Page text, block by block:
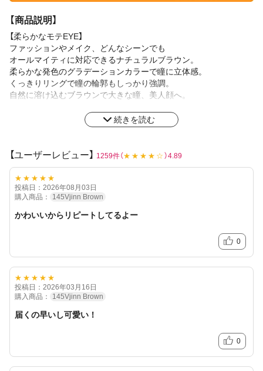
【商品説明】
【柔らかなモテEYE】
ファッションやメイク、どんなシーンでも
オールマイティに対応できるナチュラルブラウン。
柔らかな発色のグラデーションカラーで瞳に立体感。
くっきりリングで瞳の輪郭もしっかり強調。
自然に溶け込むブラウンで大きな瞳、美人顔へ。
派手すぎず瞳に馴染むカラーバランス。
TeAmoで大人の女性を中心に
花粉症には一般的に花粉がつきにくいとされる
非イオン素材の低含水レンズがおすすめ！
※レンズの装用感・乾燥等に関しては個人差がございます
続きを読む
【ユーザーレビュー】 1259件（★★★★☆ ）4.89
★★★★★
投稿日：2026年08月03日
購入商品：
145Vjinn Brown
かわいいからリピートしてるよー
0
★★★★★
投稿日：2026年03月16日
購入商品：
145Vjinn Brown
届くの早いし可愛い！
0